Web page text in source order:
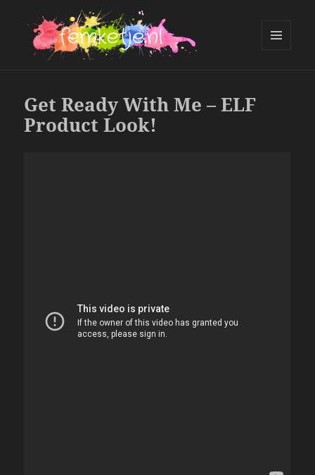
Get Ready With Me – ELF
Product Look!